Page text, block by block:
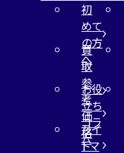
初
めて
の方
へ
買
取
参
考
価
格
お役
立ち
コラ
ム
サイ
トマ